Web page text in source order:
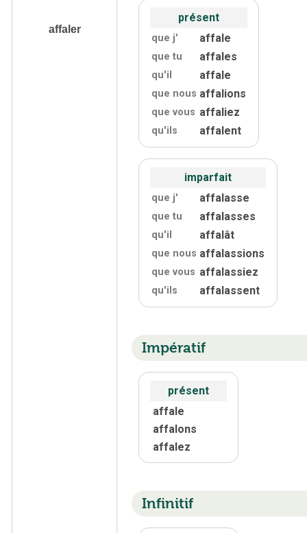
affaler
présent
que j' affale
que tu affales
qu'il affale
que nous affalions
que vous affaliez
qu'ils affalent
imparfait
que j' affalasse
que tu affalasses
qu'il affalât
que nous affalassions
que vous affalassiez
qu'ils affalassent
Impératif
présent
affale
affalons
affalez
Infinitif